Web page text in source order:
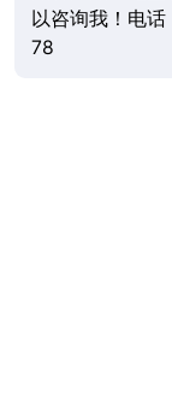
以咨询我！电
78